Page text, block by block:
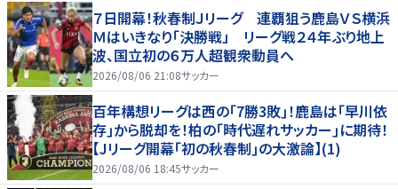
７日開幕！秋春制Ｊリーグ 連覇狙う鹿島ＶＳ横浜
Ｍはいきなり「決勝戦」 リーグ戦２４年ぶり地上
波、国立初の６万人超観衆動員へ
2026/08/06 21:08サッカー
百年構想リーグは西の｢7勝3敗｣！鹿島は｢早川依
存｣から脱却を！柏の｢時代遅れサッカー｣に期待！
【Jリーグ開幕｢初の秋春制｣の大激論】(1)
2026/08/06 18:45サッカー